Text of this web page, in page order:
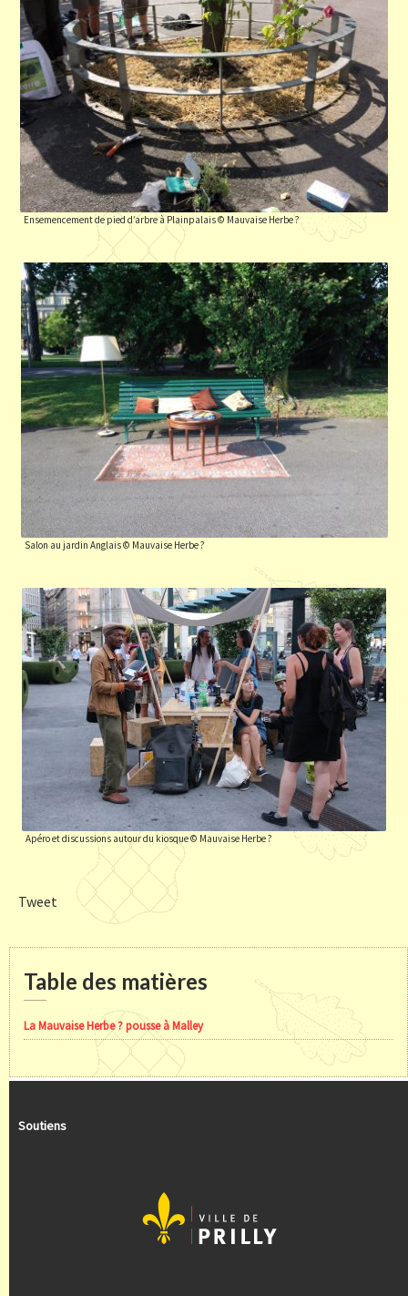
Ensemencement de pied d’arbre à Plainpalais © Mauvaise Herbe ?
Salon au jardin Anglais © Mauvaise Herbe ?
Apéro et discussions autour du kiosque © Mauvaise Herbe ?
Tweet
Table des matières
La Mauvaise Herbe ? pousse à Malley
Soutiens